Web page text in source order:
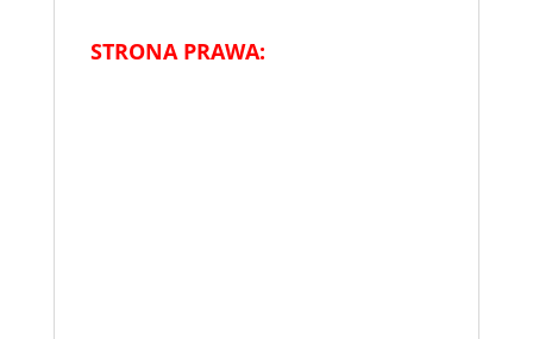
STRONA PRAWA: